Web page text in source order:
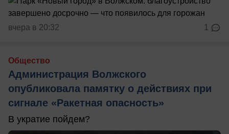
вчера в 20:32 1
Общество
Администрация Волжского
опубликовала памятку о действиях при
сигнале «Ракетная опасность»
В укратие пойдем?